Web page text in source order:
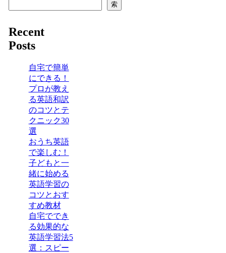
索
Recent
Posts
自宅で簡単
にできる！
プロが教え
る英語和訳
のコツとテ
クニック30
選
おうち英語
で楽しむ！
子どもと一
緒に始める
英語学習の
コツとおす
すめ教材
自宅ででき
る効果的な
英語学習法5
選：スピー